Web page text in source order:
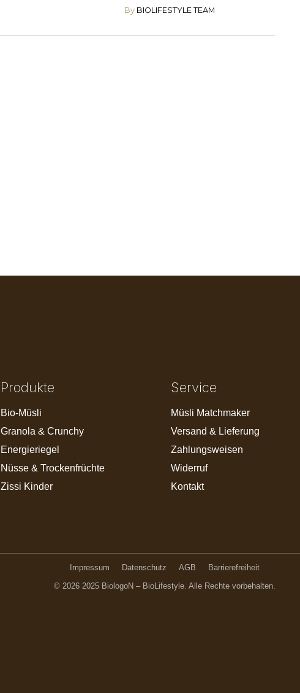
By BIOLIFESTYLE TEAM
Produkte
Bio-Müsli
Granola & Crunchy
Energieriegel
Nüsse & Trockenfrüchte
Zissi Kinder
Service
Müsli Matchmaker
Versand & Lieferung
Zahlungsweisen
Widerruf
Kontakt
Impressum Datenschutz AGB
Barrierefreiheit
© 2026 2025 BiologoN – BioLifestyle. Alle Rechte vorbehalten.